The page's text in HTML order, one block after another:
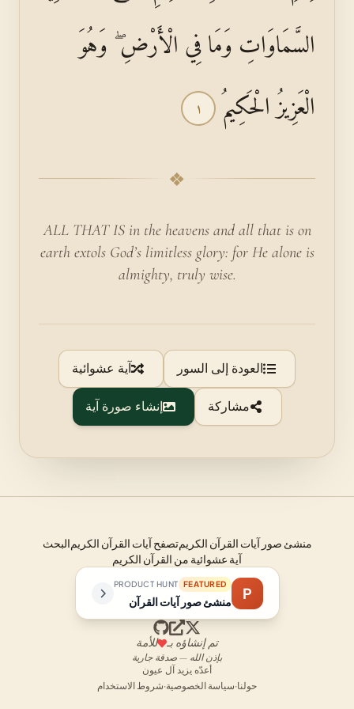
السَّمَاوَاتِ وَمَا فِي الْأَرْضِ ۖ وَهُوَ
الْعَزِيزُ الْحَكِيمُ ١
❖
ALL THAT IS in the heavens and all that is on
earth extols God’s limitless glory: for He alone is
almighty, truly wise.
العودة إلى السور آية عشوائية
مشاركة إنشاء صورة آية
منشئ صور آيات القرآن الكريمتصفح آيات القرآن الكريمالبحث
آية عشوائية من القرآن الكريم
P
FEATURED
PRODUCT HUNT
منشئ صور آيات القرآن
تم إنشاؤه بـ للأمة
بإذن الله — صدقة جارية
أعدّه يزيد آل عيون
حولنا·سياسة الخصوصية·شروط الاستخدام